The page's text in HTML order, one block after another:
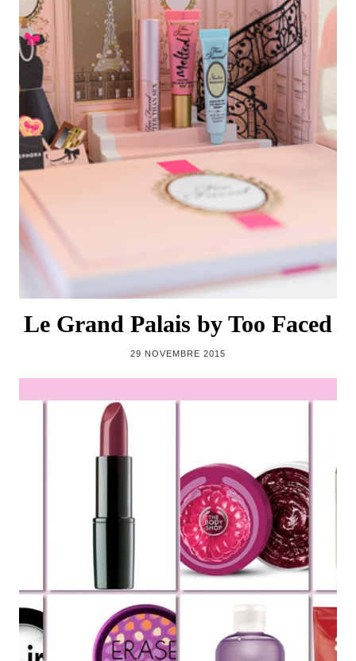
Le Grand Palais by Too Faced
29 NOVEMBRE 2015